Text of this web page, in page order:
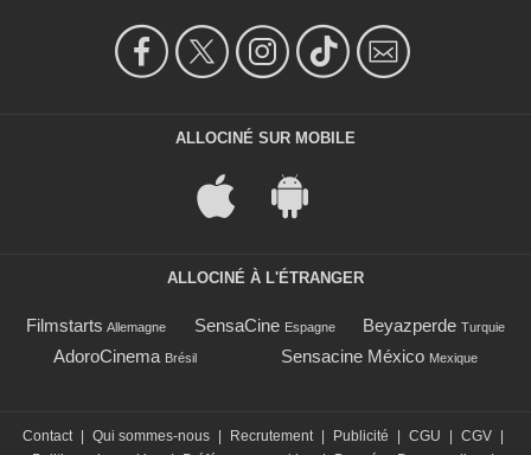
ALLOCINÉ SUR MOBILE
ALLOCINÉ À L'ÉTRANGER
Filmstarts Allemagne SensaCine Espagne Beyazperde Turquie
AdoroCinema Brésil Sensacine México Mexique
Contact | Qui sommes-nous | Recrutement | Publicité | CGU | CGV |